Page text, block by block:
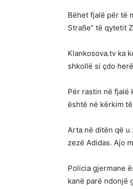
Bëhet fjalë për të
Straße” të qytetit
Klankosova.tv ka
shkollë si çdo
Për rastin në fjalë
është në kërkim
Arta në ditën që
zezë Adidas. Ajo
Policia gjermane
kanë parë ndonjë